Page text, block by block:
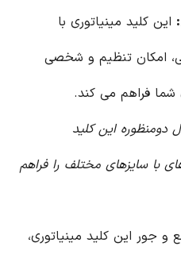
این کلید مینیاتوری با
امکان تنظیم و شخصی
شما فراهم می کند.
دومنظوره این کلید
با سایزهای مختلف را فراهم
جور این کلید مینیاتوری،